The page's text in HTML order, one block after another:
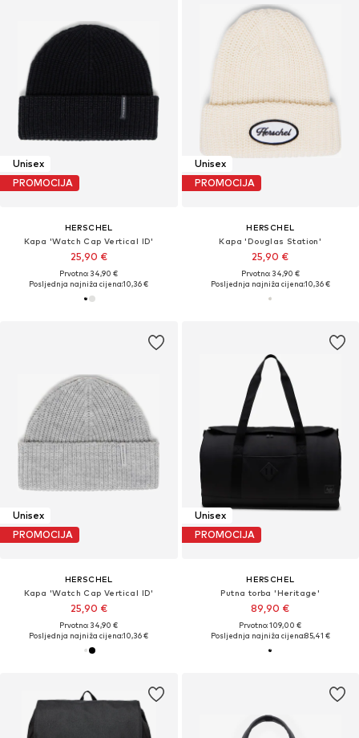
Unisex
PROMOCIJA
HERSCHEL
Kapa 'Watch Cap Vertical ID'
25,90 €
Prvotno: 34,90 €
Posljednja najniža cijena:10,36 €
Unisex
PROMOCIJA
HERSCHEL
Kapa 'Douglas Station'
25,90 €
Prvotno: 34,90 €
Posljednja najniža cijena:10,36 €
Unisex
PROMOCIJA
HERSCHEL
Kapa 'Watch Cap Vertical ID'
25,90 €
Prvotno: 34,90 €
Posljednja najniža cijena:10,36 €
Unisex
PROMOCIJA
HERSCHEL
Putna torba 'Heritage'
89,90 €
Prvotno: 109,00 €
Posljednja najniža cijena:85,41 €